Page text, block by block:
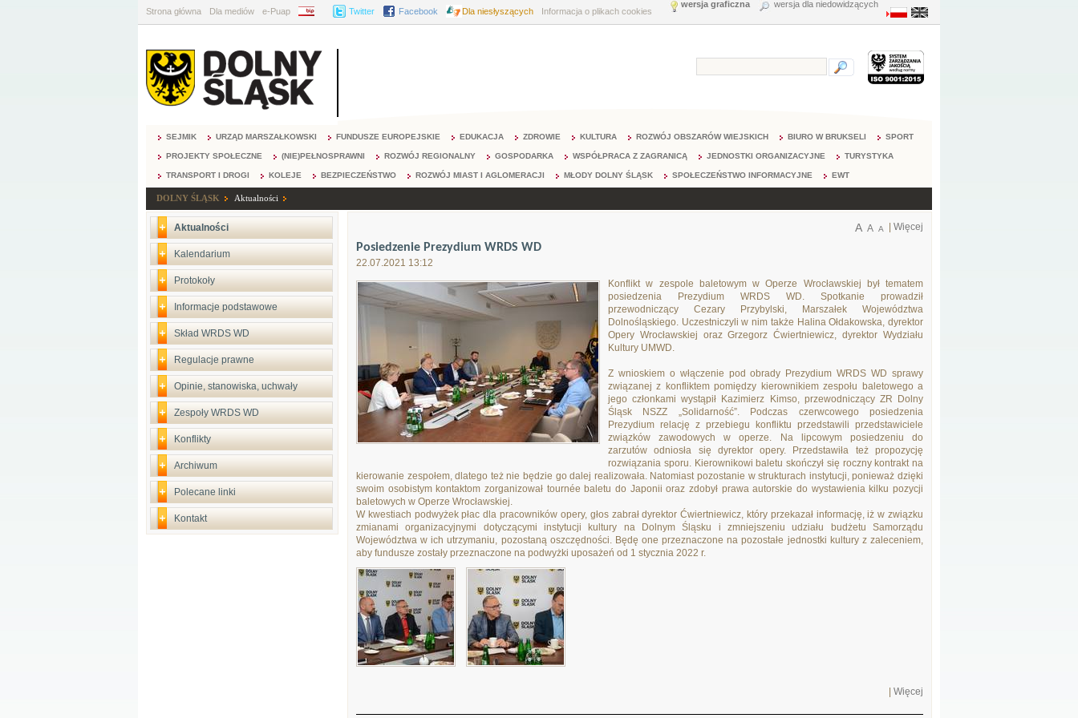
Strona główna Dla mediów e-Puap BIP Twitter Facebook Dla niesłyszących Informacja o plikach cookies
wersja graficzna wersja dla niedowidzących
SEJMIK URZĄD MARSZAŁKOWSKI FUNDUSZE EUROPEJSKIE EDUKACJA ZDROWIE KULTURA ROZWÓJ OBSZARÓW WIEJSKICH BIURO W BRUKSELI SPORT
PROJEKTY SPOŁECZNE (NIE)PEŁNOSPRAWNI ROZWÓJ REGIONALNY GOSPODARKA WSPÓŁPRACA Z ZAGRANICĄ JEDNOSTKI ORGANIZACYJNE TURYSTYKA
TRANSPORT I DROGI KOLEJE BEZPIECZEŃSTWO ROZWÓJ MIAST I AGLOMERACJI MŁODY DOLNY ŚLĄSK SPOŁECZEŃSTWO INFORMACYJNE EWT
DOLNY ŚLĄSK Aktualności
Aktualności
Kalendarium
Protokoły
Informacje podstawowe
Skład WRDS WD
Regulacje prawne
Opinie, stanowiska, uchwały
Zespoły WRDS WD
Konflikty
Archiwum
Polecane linki
Kontakt
Więcej
A A A
Posiedzenie Prezydium WRDS WD
22.07.2021 13:12
Konflikt w zespole baletowym w Operze Wrocławskiej był tematem
posiedzenia Prezydium WRDS WD. Spotkanie prowadził
przewodniczący Cezary Przybylski, Marszałek Województwa
Dolnośląskiego. Uczestniczyli w nim także Halina Ołdakowska, dyrektor
Opery Wrocławskiej oraz Grzegorz Ćwiertniewicz, dyrektor Wydziału
Kultury UMWD.
Z wnioskiem o włączenie pod obrady Prezydium WRDS WD sprawy
związanej z konfliktem pomiędzy kierownikiem zespołu baletowego a
jego członkami wystąpił Kazimierz Kimso, przewodniczący ZR Dolny
Śląsk NSZZ „Solidarność”. Podczas czerwcowego posiedzenia
Prezydium relację z przebiegu konfliktu przedstawili przedstawiciele
związków zawodowych w operze. Na lipcowym posiedzeniu do
zarzutów odniosła się dyrektor opery. Przedstawiła też propozycję
rozwiązania sporu. Kierownikowi baletu skończył się roczny kontrakt na
kierowanie zespołem, dlatego też nie będzie go dalej realizowała. Natomiast pozostanie w strukturach instytucji, ponieważ dzięki
swoim osobistym kontaktom zorganizował tournée baletu do Japonii oraz zdobył prawa autorskie do wystawienia kilku pozycji
baletowych w Operze Wrocławskiej.
W kwestiach podwyżek płac dla pracowników opery, głos zabrał dyrektor Ćwiertniewicz, który przekazał informację, iż w związku
zmianami organizacyjnymi dotyczącymi instytucji kultury na Dolnym Śląsku i zmniejszeniu udziału budżetu Samorządu
Województwa w ich utrzymaniu, pozostaną oszczędności. Będę one przeznaczone na pozostałe jednostki kultury z zaleceniem,
aby fundusze zostały przeznaczone na podwyżki uposażeń od 1 stycznia 2022 r.
Więcej